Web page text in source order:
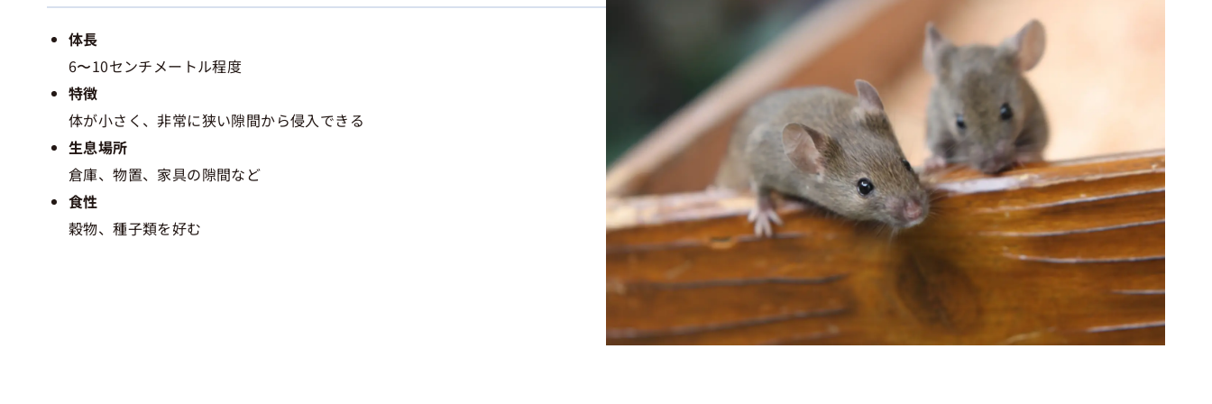
体長
6〜10センチメートル程度
特徴
体が小さく、非常に狭い隙間から侵入できる
生息場所
倉庫、物置、家具の隙間など
食性
穀物、種子類を好む